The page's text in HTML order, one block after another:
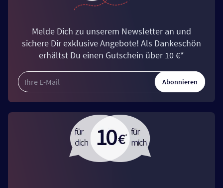
Melde Dich zu unserem Newsletter an und
sichere Dir exklusive Angebote! Als Dankeschön
erhältst Du einen Gutschein über 10 €*
Abonnieren